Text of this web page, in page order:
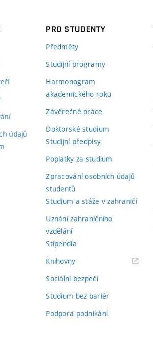
údajů
PRO STUDENTY
Předměty
Studijní programy
Harmonogram
akademického roku
Závěrečné práce
Doktorské studium
Studijní předpisy
Poplatky za studium
Zpracování osobních údajů
studentů
Studium a stáže v zahraničí
Uznání zahraničního
vzdělání
Stipendia
Knihovny(externí
Sociální bezpečí
Studium bez bariér
Podpora podnikání